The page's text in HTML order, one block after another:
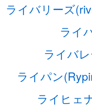
ライバリーズ
ライ
ライバ
ライパン
ライヒェ